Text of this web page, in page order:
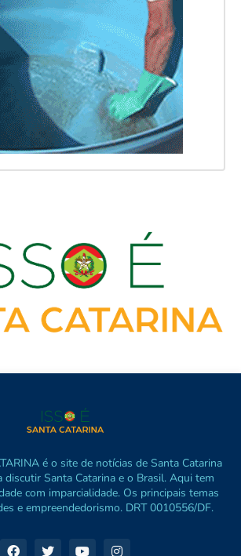
é o site de notícias de Santa Catarina
discutir Santa Catarina e o Brasil. Aqui tem
com imparcialidade. Os principais temas
e empreendedorismo. DRT 0010556/DF.